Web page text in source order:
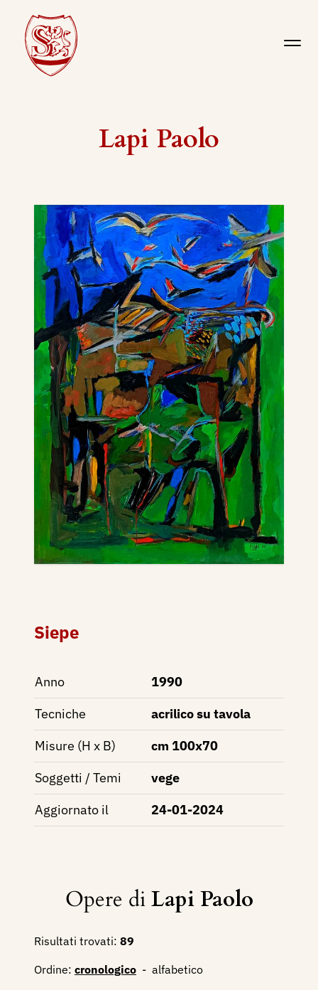
Lapi Paolo
Siepe
Anno
1990
Tecniche
acrilico su tavola
Misure (H x B)
cm 100x70
Soggetti / Temi
vege
Aggiornato il
24-01-2024
Opere diLapi Paolo
Risultati trovati: 89
Ordine: cronologico - alfabetico